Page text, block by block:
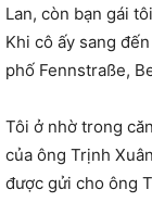
Lan, còn bạn gái
Khi cô ấy sang
phố Fennstraße,
Tôi ở nhờ trong
của ông Trịnh
được gửi cho ông